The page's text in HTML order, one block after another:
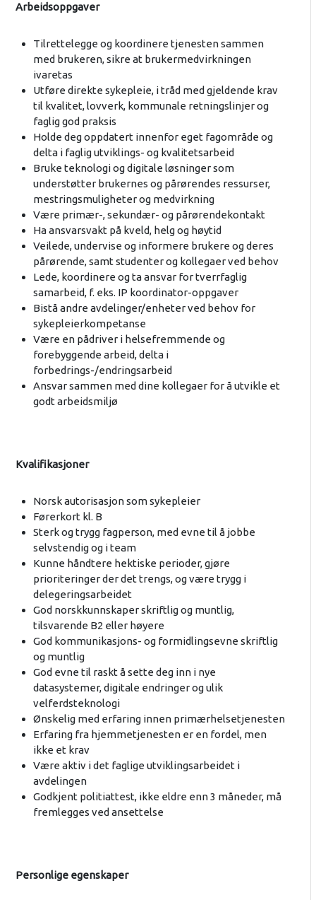
Arbeidsoppgaver
Tilrettelegge og koordinere tjenesten sammen
med brukeren, sikre at brukermedvirkningen
ivaretas
Utføre direkte sykepleie, i tråd med gjeldende krav
til kvalitet, lovverk, kommunale retningslinjer og
faglig god praksis
Holde deg oppdatert innenfor eget fagområde og
delta i faglig utviklings- og kvalitetsarbeid
Bruke teknologi og digitale løsninger som
understøtter brukernes og pårørendes ressurser,
mestringsmuligheter og medvirkning
Være primær-, sekundær- og pårørendekontakt
Ha ansvarsvakt på kveld, helg og høytid
Veilede, undervise og informere brukere og deres
pårørende, samt studenter og kollegaer ved behov
Lede, koordinere og ta ansvar for tverrfaglig
samarbeid, f. eks. IP koordinator-oppgaver
Bistå andre avdelinger/enheter ved behov for
sykepleierkompetanse
Være en pådriver i helsefremmende og
forebyggende arbeid, delta i
forbedrings-/endringsarbeid
Ansvar sammen med dine kollegaer for å utvikle et
godt arbeidsmiljø
Kvalifikasjoner
Norsk autorisasjon som sykepleier
Førerkort kl. B
Sterk og trygg fagperson, med evne til å jobbe
selvstendig og i team
Kunne håndtere hektiske perioder, gjøre
prioriteringer der det trengs, og være trygg i
delegeringsarbeidet
God norskkunnskaper skriftlig og muntlig,
tilsvarende B2 eller høyere
God kommunikasjons- og formidlingsevne skriftlig
og muntlig
God evne til raskt å sette deg inn i nye
datasystemer, digitale endringer og ulik
velferdsteknologi
Ønskelig med erfaring innen primærhelsetjenesten
Erfaring fra hjemmetjenesten er en fordel, men
ikke et krav
Være aktiv i det faglige utviklingsarbeidet i
avdelingen
Godkjent politiattest, ikke eldre enn 3 måneder, må
fremlegges ved ansettelse
Personlige egenskaper